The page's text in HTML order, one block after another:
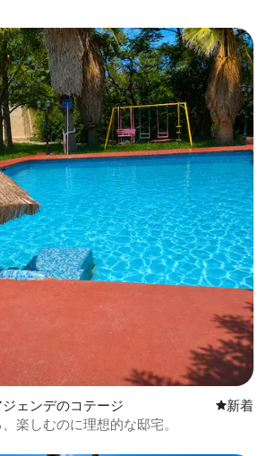
ェンデのコテージ 新しい宿
新着
楽しむのに理想的な邸宅。